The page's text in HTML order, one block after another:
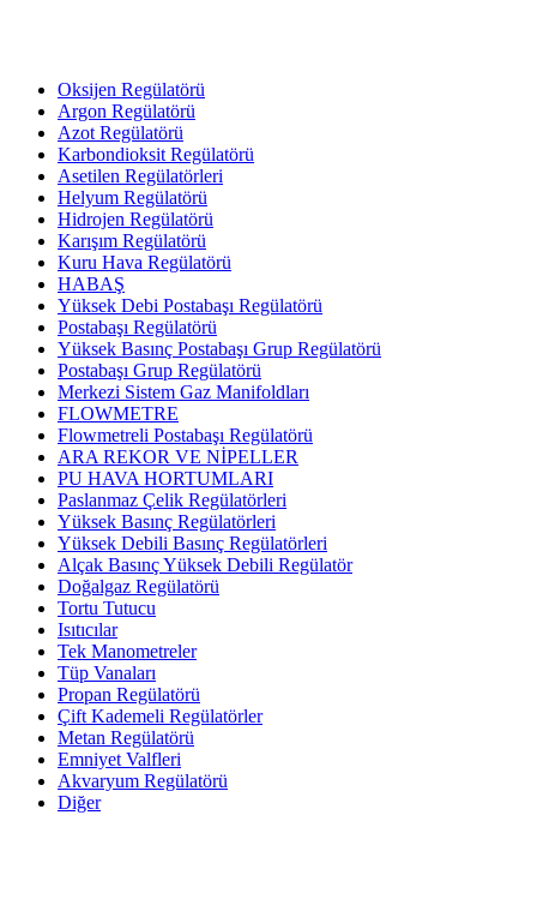
Oksijen Regülatörü
Argon Regülatörü
Azot Regülatörü
Karbondioksit Regülatörü
Asetilen Regülatörleri
Helyum Regülatörü
Hidrojen Regülatörü
Karışım Regülatörü
Kuru Hava Regülatörü
HABAŞ
Yüksek Debi Postabaşı Regülatörü
Postabaşı Regülatörü
Yüksek Basınç Postabaşı Grup Regülatörü
Postabaşı Grup Regülatörü
Merkezi Sistem Gaz Manifoldları
FLOWMETRE
Flowmetreli Postabaşı Regülatörü
ARA REKOR VE NİPELLER
PU HAVA HORTUMLARI
Paslanmaz Çelik Regülatörleri
Yüksek Basınç Regülatörleri
Yüksek Debili Basınç Regülatörleri
Alçak Basınç Yüksek Debili Regülatör
Doğalgaz Regülatörü
Tortu Tutucu
Isıtıcılar
Tek Manometreler
Tüp Vanaları
Propan Regülatörü
Çift Kademeli Regülatörler
Metan Regülatörü
Emniyet Valfleri
Akvaryum Regülatörü
Diğer